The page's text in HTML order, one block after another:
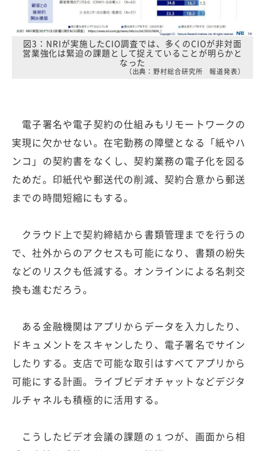
図3：NRIが実施したCIO調査では、多くのCIOが非対面
営業強化は緊迫の課題として捉えていることが明らかと
なった
（出典：野村総合研究所 報道発表）
電子署名や電子契約の仕組みもリモートワークの
実現に欠かせない。在宅勤務の障壁となる「紙やハ
ンコ」の契約書をなくし、契約業務の電子化を図る
ためだ。印紙代や郵送代の削減、契約合意から郵送
までの時間短縮にもする。
クラウド上で契約締結から書類管理までを行うの
で、社外からのアクセスも可能になり、書類の紛失
などのリスクも低減する。オンラインによる名刺交
換も進むだろう。
ある金融機関はアプリからデータを入力したり、
ドキュメントをスキャンしたり、電子署名でサイン
したりする。支店で可能な取引はすべてアプリから
可能にする計画。ライブビデオチャットなどデジタ
ルチャネルも積極的に活用する。
こうしたビデオ会議の課題の１つが、画面から相